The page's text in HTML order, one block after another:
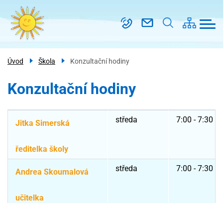
k
hlavnímu
Menu
navigace
Škola
Třídy
PRO
Kontakt
Úvod Škola Konzultační hodiny
Konzultační hodiny
Jitka Simerská
ředitelka školy
středa 7:00 - 7:30
Andrea Skoumalová
učitelka
středa 7:00 - 7:30